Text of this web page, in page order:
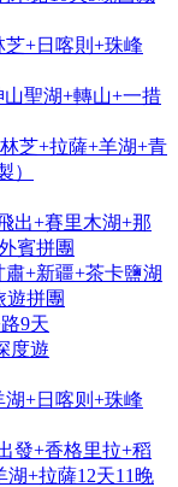
+日喀則+珠峰
聖湖+轉山+一措
芝+拉薩+羊湖+青
）
出+賽里木湖+那
賓拼團
+新疆+茶卡鹽湖
遊拼團
9天
度遊
+日喀则+珠峰
發+香格里拉+稻
+拉薩12天11晚